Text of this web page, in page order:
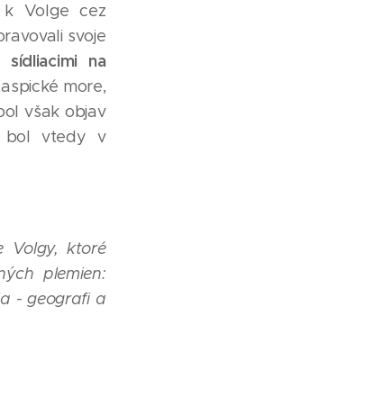
k Volge cez
svoje
na
more,
však objav
bol vtedy v
Volgy, ktoré
plemien:
- geografi a